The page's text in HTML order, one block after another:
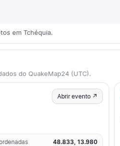
em Tchéquia.
do QuakeMap24 (UTC).
Abrir evento ↗
48.833, 13.980